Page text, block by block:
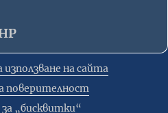
използване на сайта
поверителност
„бисквитки“